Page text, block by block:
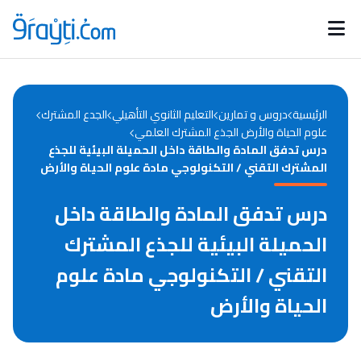
Catégories
d'actualités
Annonces bourses
الرئيسية دروس و تمارين التعليم الثانوي التأهيلي الجدع المشترك
علوم الحياة والأرض الجذع المشترك العلمي
درس تدفق المادة والطاقة داخل الحميلة البيئية للجذع
المشترك التقني / التكنولوجي مادة علوم الحياة والأرض
درس تدفق المادة والطاقة داخل
الحميلة البيئية للجذع المشترك
التقني / التكنولوجي مادة علوم
الحياة والأرض